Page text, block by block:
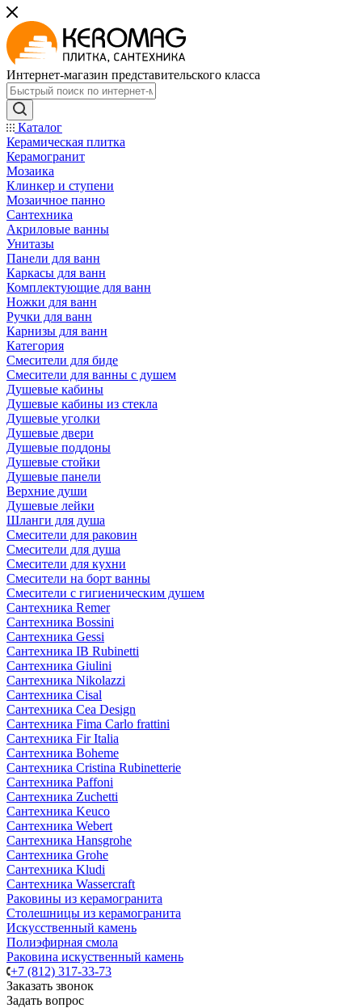
Интернет-магазин представительского класса
Каталог
Керамическая плитка
Керамогранит
Мозаика
Клинкер и ступени
Мозаичное панно
Сантехника
Акриловые ванны
Унитазы
Панели для ванн
Каркасы для ванн
Комплектующие для ванн
Ножки для ванн
Ручки для ванн
Карнизы для ванн
Категория
Смесители для биде
Смесители для ванны с душем
Душевые кабины
Душевые кабины из стекла
Душевые уголки
Душевые двери
Душевые поддоны
Душевые стойки
Душевые панели
Верхние души
Душевые лейки
Шланги для душа
Смесители для раковин
Смесители для душа
Смесители для кухни
Смесители на борт ванны
Смесители с гигиеническим душем
Сантехника Remer
Сантехника Bossini
Сантехника Gessi
Сантехника IB Rubinetti
Сантехника Giulini
Сантехника Nikolazzi
Сантехника Cisal
Сантехника Cea Design
Сантехника Fima Carlo frattini
Сантехника Fir Italia
Сантехника Boheme
Сантехника Cristina Rubinetterie
Сантехника Paffoni
Сантехника Zuchetti
Сантехника Keuco
Сантехника Webert
Сантехника Hansgrohe
Сантехника Grohe
Сантехника Kludi
Сантехника Wassercraft
Раковины из керамогранита
Столешницы из керамогранита
Искусственный камень
Полиэфирная смола
Раковина искуственный камень
+7 (812) 317-33-73
Заказать звонок
Задать вопрос